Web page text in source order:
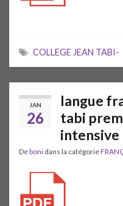
COLLEGE JEAN TABI-
JAN
26
langue
tabi
intensive
Deboni dans la catégorie